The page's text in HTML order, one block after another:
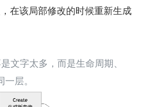
在该局部修改的时候重新生成
文字太多，而是生命周期、
层。